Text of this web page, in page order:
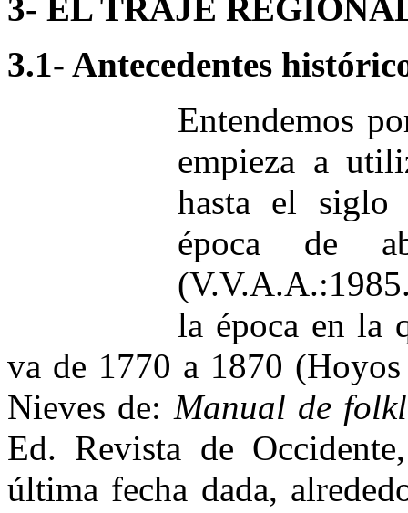
3- EL TRAJE
3.1- Antecedentes
Entendemos
empieza a
hasta el siglo
época de
la época en la
va de 1770 a 1870
Nieves de: Manual de
Ed. Revista de
última fecha dada,